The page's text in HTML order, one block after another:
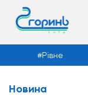
Новини
Рівне
Новина